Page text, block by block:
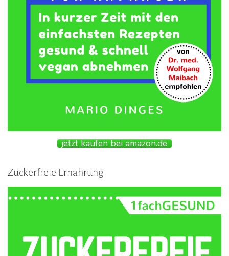
jetzt kaufen bei amazon.de
Zuckerfreie Ernährung